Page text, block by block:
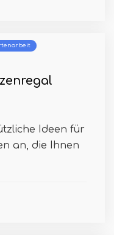
Ideen für
an, die Ihnen